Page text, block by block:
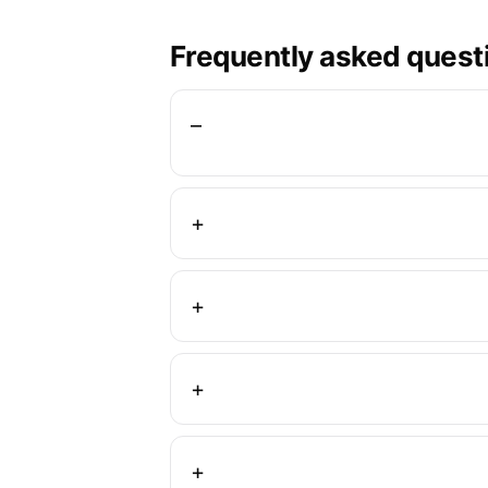
Frequently asked